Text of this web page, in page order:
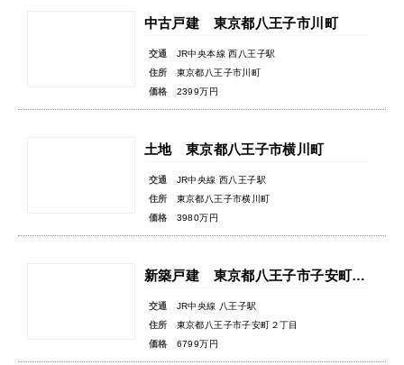
中古戸建 東京都八王子市川町
交通
JR中央本線 西八王子駅
住所
東京都八王子市川町
価格
2399万円
土地 東京都八王子市横川町
交通
JR中央線 西八王子駅
住所
東京都八王子市横川町
価格
3980万円
新築戸建 東京都八王子市子安町２丁目
交通
JR中央線 八王子駅
住所
東京都八王子市子安町２丁目
価格
6799万円